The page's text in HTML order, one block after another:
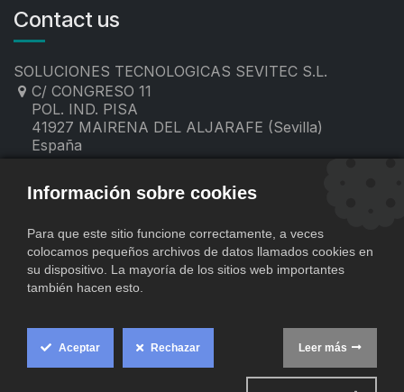
Contact us
SOLUCIONES TECNOLOGICAS SEVITEC S.L.
C/ CONGRESO 11
POL. IND. PISA
41927 MAIRENA DEL ALJARAFE (Sevilla)
España
contacto@sevitec.es
Copyright © SOLUCIONES TECNOLOGICAS SEVITEC S.L.
Cookie
Información sobre cookies
Para que este sitio funcione correctamente, a veces
colocamos pequeños archivos de datos llamados cookies en
su dispositivo. La mayoría de los sitios web importantes
también hacen esto.
Aceptar Rechazar Leer más